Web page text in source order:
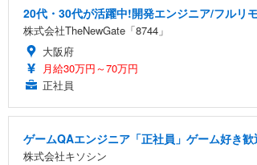
20代・30代が活躍中!開発エンジニア/フルリ
株式会社TheNewGate「8744」
大阪府
月給30万円～70万円
正社員
ゲームQAエンジニア「正社員」ゲーム好き
株式会社キソシン